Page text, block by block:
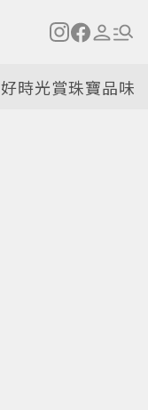
好時光賞珠寶品味